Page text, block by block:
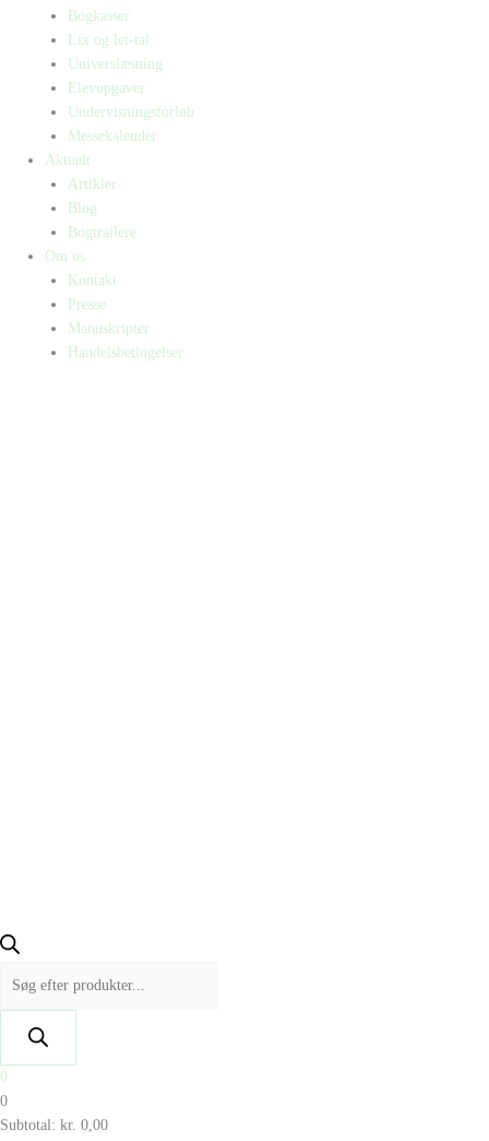
Bogkasser
Lix og let-tal
Universlæsning
Elevopgaver
Undervisningsforløb
Messekalender
Aktuelt
Artikler
Blog
Bogtrailere
Om os
Kontakt
Presse
Manuskripter
Handelsbetingelser
0
0
Subtotal: kr. 0,00